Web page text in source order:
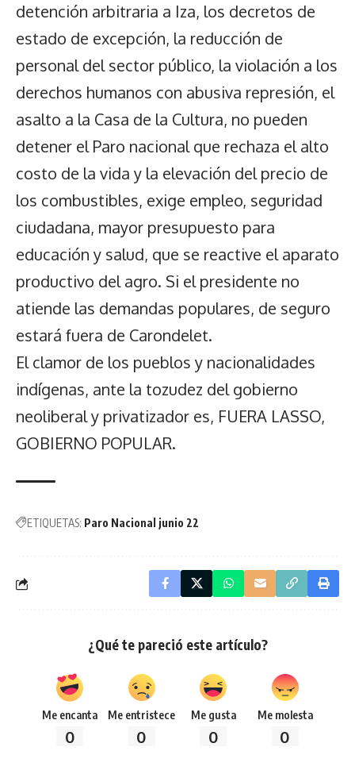
detención arbitraria a Iza, los decretos de
estado de excepción, la reducción de
personal del sector público, la violación a los
derechos humanos con abusiva represión, el
asalto a la Casa de la Cultura, no pueden
detener el Paro nacional que rechaza el alto
costo de la vida y la elevación del precio de
los combustibles, exige empleo, seguridad
ciudadana, mayor presupuesto para
educación y salud, que se reactive el aparato
productivo del agro. Si el presidente no
atiende las demandas populares, de seguro
estará fuera de Carondelet.
El clamor de los pueblos y nacionalidades
indígenas, ante la tozudez del gobierno
neoliberal y privatizador es, FUERA LASSO,
GOBIERNO POPULAR.
ETIQUETAS: Paro Nacional junio 22
¿Qué te pareció este artículo?
Me encanta
0
Me entristece
0
Me gusta
0
Me molesta
0